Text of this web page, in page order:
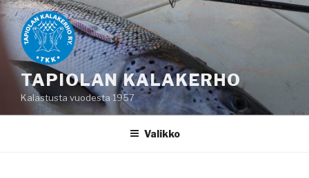
Siirry
sisältöön
TAPIOLAN KALAKERHO
Kalastusta vuodesta 1957
Valikko